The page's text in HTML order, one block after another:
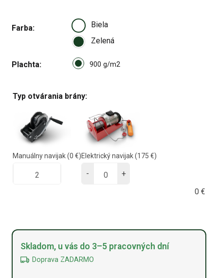
Farba
Biela
Zelená
Plachta Select pa_plachta
900 g/m2
Typ otvárania brány:
Manuálny navijak(0 €)Elektrický navijak(175 €)
-
+
0 €
Alternative:
Skladom, u vás do 3–5 pracovných dní
Doprava ZADARMO